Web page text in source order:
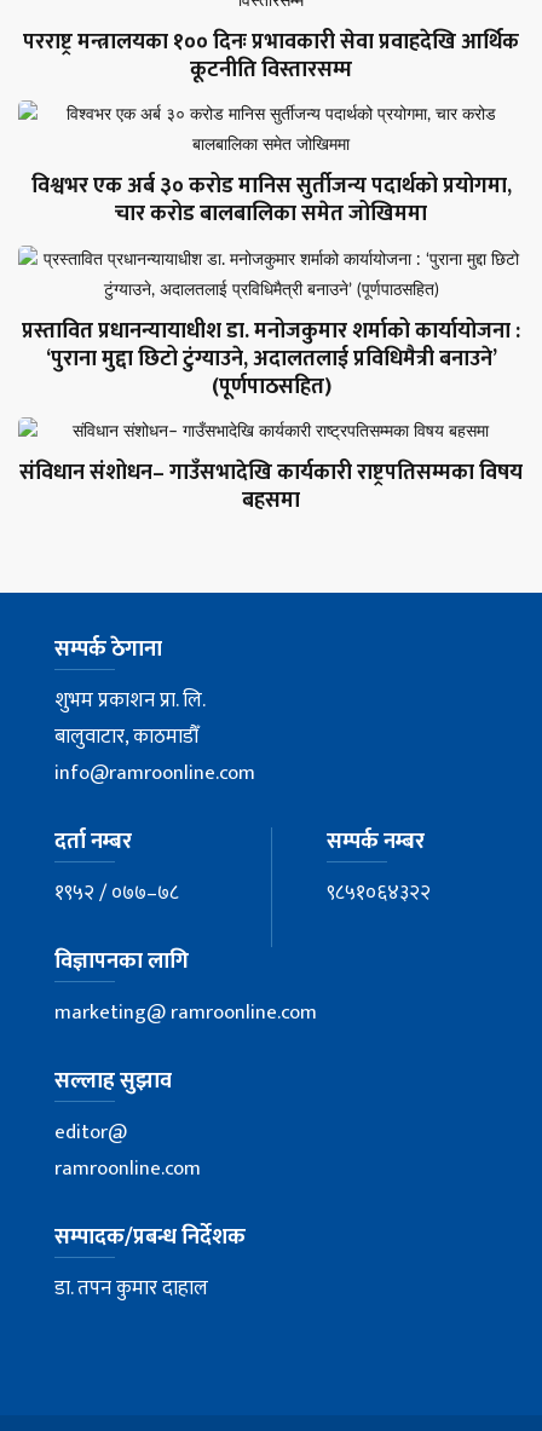
परराष्ट्र मन्त्रालयका १०० दिनः प्रभावकारी सेवा प्रवाहदेखि आर्थिक
कूटनीति विस्तारसम्म
विश्वभर एक अर्ब ३० करोड मानिस सुर्तीजन्य पदार्थको प्रयोगमा,
चार करोड बालबालिका समेत जोखिममा
प्रस्तावित प्रधानन्यायाधीश डा. मनोजकुमार शर्माको कार्यायोजना :
‘पुराना मुद्दा छिटो टुंग्याउने, अदालतलाई प्रविधिमैत्री बनाउने’
(पूर्णपाठसहित)
संविधान संशोधन– गाउँसभादेखि कार्यकारी राष्ट्रपतिसम्मका विषय
बहसमा
सम्पर्क ठेगाना
शुभम प्रकाशन प्रा. लि.
बालुवाटार, काठमाडौँ
info@ramroonline.com
दर्ता नम्बर
१९५२ / ०७७–७८
सम्पर्क नम्बर
९८५१०६४३२२
विज्ञापनका लागि
marketing@ ramroonline.com
सल्लाह सुझाव
editor@
ramroonline.com
सम्पादक/प्रबन्ध निर्देशक
डा. तपन कुमार दाहाल